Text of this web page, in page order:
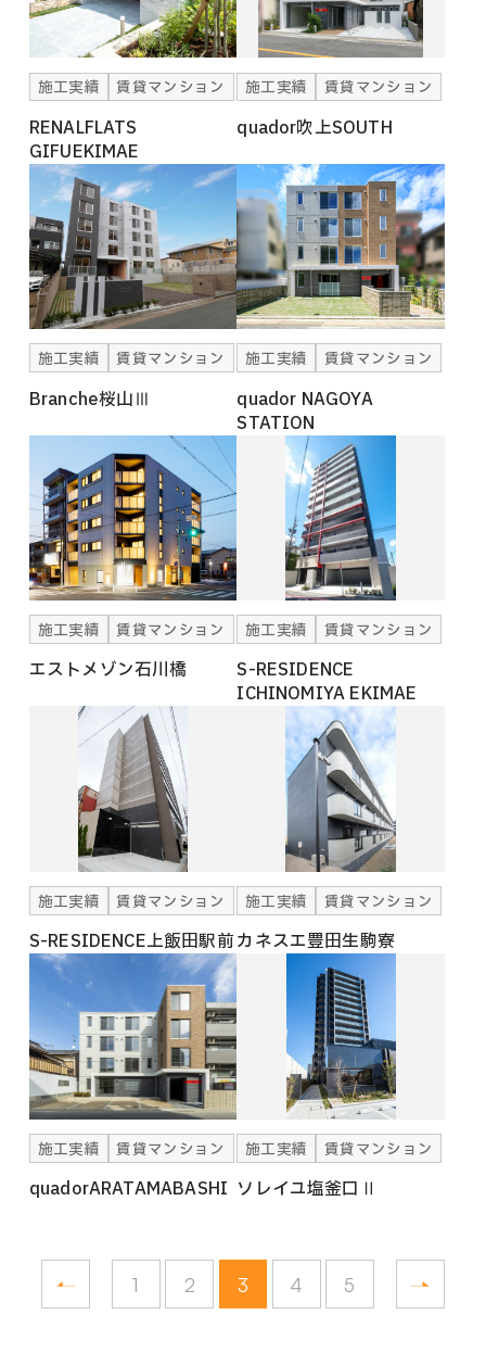
施工実績 賃貸マンション
RENALFLATS
GIFUEKIMAE
施工実績 賃貸マンション
quador吹上SOUTH
施工実績 賃貸マンション
Branche桜山Ⅲ
施工実績 賃貸マンション
quador NAGOYA
STATION
施工実績 賃貸マンション
エストメゾン石川橋
施工実績 賃貸マンション
S-RESIDENCE
ICHINOMIYA EKIMAE
施工実績 賃貸マンション
S-RESIDENCE上飯田駅前
施工実績 賃貸マンション
カネスエ豊田生駒寮
施工実績 賃貸マンション
quadorARATAMABASHI
施工実績 賃貸マンション
ソレイユ塩釜口Ⅱ
1 2 3 4 5